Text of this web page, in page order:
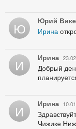
Ю Юрий
Ирина
И Ирина
Добрый
И Ирина
Чижике